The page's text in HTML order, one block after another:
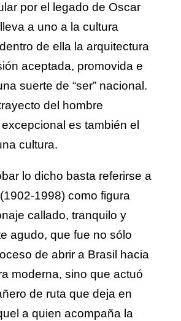
por el legado de Oscar
a uno a la cultura
de ella la arquitectura
aceptada, promovida e
suerte de “ser” nacional.
del hombre
es también el
cultura.
lo dicho basta referirse a
1998) como figura
callado, tranquilo y
agudo, que fue no sólo
de abrir a Brasil hacia
moderna, sino que actuó
de ruta que deja en
a quien acompaña la